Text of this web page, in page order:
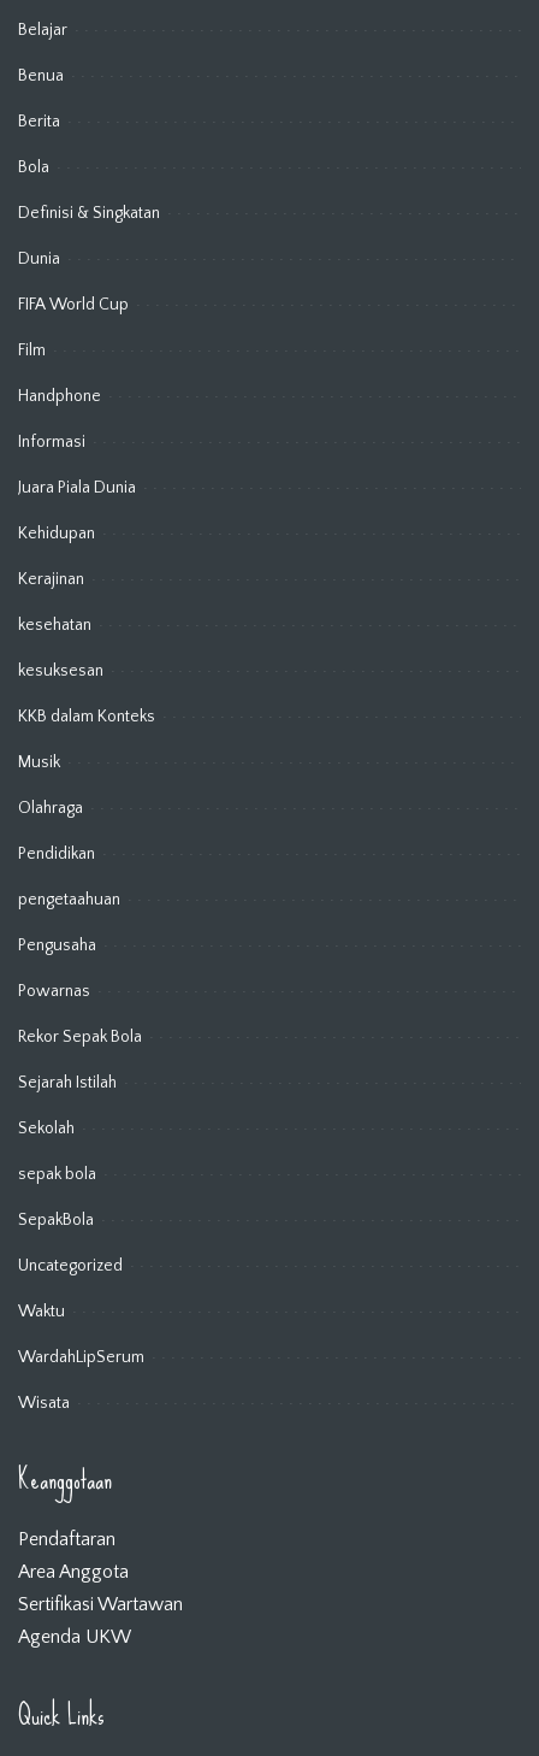
Belajar
Benua
Berita
Bola
Definisi & Singkatan
Dunia
FIFA World Cup
Film
Handphone
Informasi
Juara Piala Dunia
Kehidupan
Kerajinan
kesehatan
kesuksesan
KKB dalam Konteks
Musik
Olahraga
Pendidikan
pengetaahuan
Pengusaha
Powarnas
Rekor Sepak Bola
Sejarah Istilah
Sekolah
sepak bola
SepakBola
Uncategorized
Waktu
WardahLipSerum
Wisata
Keanggotaan
Pendaftaran
Area Anggota
Sertifikasi Wartawan
Agenda UKW
Quick Links